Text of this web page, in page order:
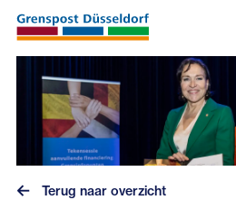
Terug naar overzicht